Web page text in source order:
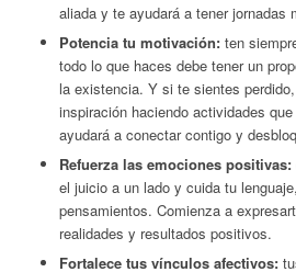
aliada y te ayudará a tener jornadas
Potencia tu motivación:ten
todo lo que haces debe tener un
la existencia. Y si te sientes
inspiración haciendo actividades
ayudará a conectar contigo y
Refuerza las emociones positivas:
el juicio a un lado y cuida tu
pensamientos. Comienza a
realidades y resultados positivos.
Fortalece tus vínculos afectivos: